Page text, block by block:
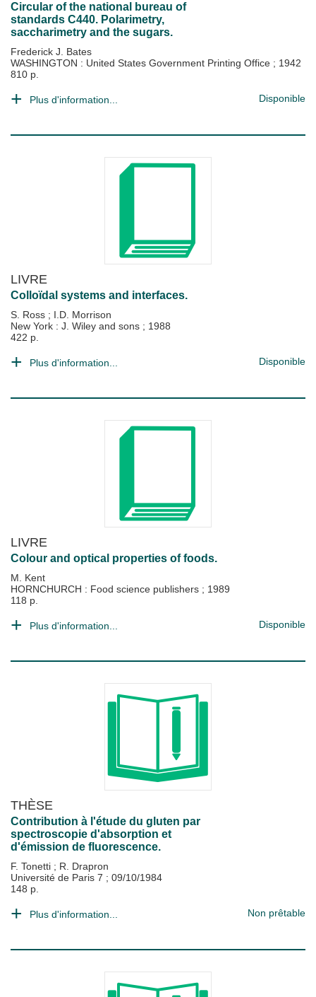
Circular of the national bureau of
standards C440. Polarimetry,
saccharimetry and the sugars.
Frederick J. Bates
WASHINGTON : United States Government Printing Office ; 1942
810 p.
Plus d'information... Disponible
LIVRE
Colloïdal systems and interfaces.
S. Ross ; I.D. Morrison
New York : J. Wiley and sons ; 1988
422 p.
Plus d'information... Disponible
LIVRE
Colour and optical properties of foods.
M. Kent
HORNCHURCH : Food science publishers ; 1989
118 p.
Plus d'information... Disponible
THÈSE
Contribution à l'étude du gluten par
spectroscopie d'absorption et
d'émission de fluorescence.
F. Tonetti ; R. Drapron
Université de Paris 7 ; 09/10/1984
148 p.
Plus d'information... Non prêtable